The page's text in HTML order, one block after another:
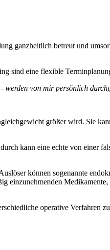
ganzheitlich betreut und
sind eine flexible
werden von mir persönlich
größer wird. Sie
kann eine echte von einer
können sogenannte
einzunehmenden
operative Verfahren